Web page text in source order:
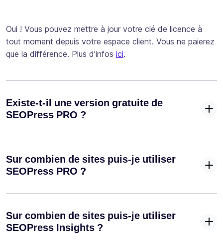
Oui ! Vous pouvez mettre à jour votre clé de licence à
tout moment depuis votre espace client. Vous ne paierez
que la différence. Plus d’infos ici.
Existe-t-il une version gratuite de
SEOPress PRO ?
Sur combien de sites puis-je utiliser
SEOPress PRO ?
Sur combien de sites puis-je utiliser
SEOPress Insights ?